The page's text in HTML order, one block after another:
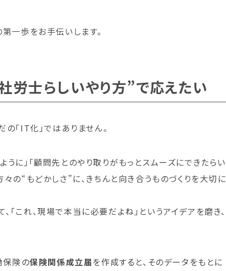
一歩をお手伝いします。
労士らしいやり方”で応えたい
「IT化」ではありません。
に」「顧問先とのやり取りがもっとスムーズにできたらい
の“もどかしさ”に、きちんと向き合うものづくりを大切に
これ、現場で本当に必要だよね」というアイデアを磨き、
保険の保険関係成立届を作成すると、そのデータをもとに